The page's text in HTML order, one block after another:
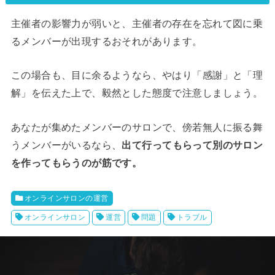
主催者の影響力が弱いと、主催者の存在を忘れて図に乗
るメンバーが出現するおそれがあります。
この場合も、目に余るようなら、やはり「感謝」と「理
解」を伝えた上で、毅然とした態度で注意しましょう。
あなたが集めたメンバーのサロンで、傍若無人に振る舞
うメンバーがいるなら、 出て行ってもらって別のサロン
を作ってもらうのが筋です。
オンラインサロンの運営
オンラインサロン 運営 問題 トラブル